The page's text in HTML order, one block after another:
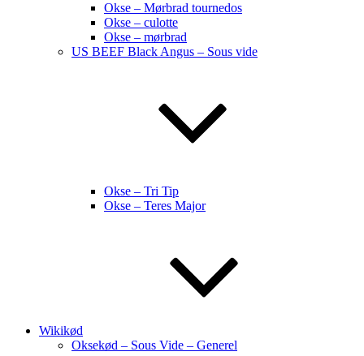
Okse – Mørbrad tournedos
Okse – culotte
Okse – mørbrad
US BEEF Black Angus – Sous vide
Okse – Tri Tip
Okse – Teres Major
Wikikød
Oksekød – Sous Vide – Generel